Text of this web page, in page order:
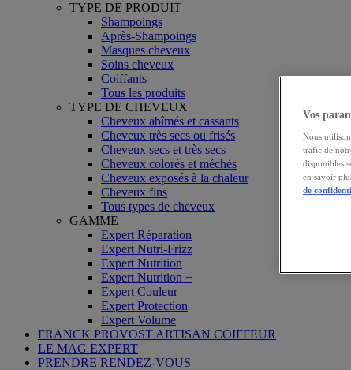
TYPE DE PRODUIT
Shampoings
Après-Shampoings
Masques cheveux
Soins cheveux
Coiffants
Tous les produits
TYPE DE CHEVEUX
Cheveux abîmés et cassants
Cheveux très secs ou frisés
Cheveux secs et très secs
Cheveux colorés et méchés
Cheveux exposés à la chaleur
Cheveux fins
Tous types de cheveux
GAMME
Expert Réparation
Expert Nutri-Frizz
Expert Nutrition
Expert Nutrition +
Expert Couleur
Expert Protection
Expert Volume
FRANCK PROVOST ARTISAN COIFFEUR
LE MAG EXPERT
PRENDRE RENDEZ-VOUS
Vos
Nous
trafic de
disponibles
en savoir
de